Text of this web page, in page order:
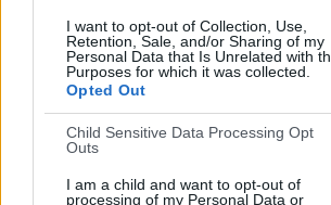
I want to opt-out of Collection, Use,
Retention, Sale, and/or Sharing of my
Personal Data that Is Unrelated with
Purposes for which it was collected.
Opted Out
Child Sensitive Data Processing Opt
Outs
I am a child and want to opt-out of
processing of my Personal Data or
Ver ranking completo
DÍAS
867
SIN PARTIDO
PARTIDOS
0
CONSECUTIVOS
0 partidos en local